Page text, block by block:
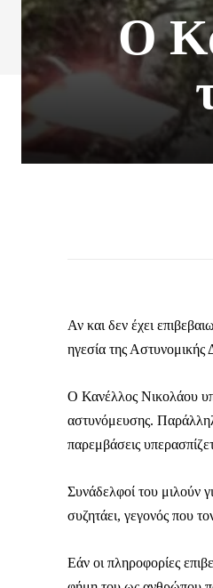
Ο
Αν και δεν έχει
ηγεσία της
Ο Κανέλλος Νικολάου
αστυνόμευσης.
παρεμβάσεις
Συνάδελφοί του μιλούν
συζητάει, γεγονός που
Εάν οι πληροφορίες